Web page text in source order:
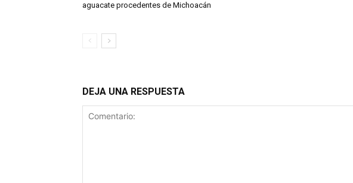
aguacate procedentes de Michoacán
DEJA UNA RESPUESTA